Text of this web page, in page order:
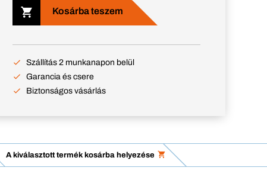
Kosárba teszem
Szállítás 2 munkanapon belül
Garancia és csere
Biztonságos vásárlás
A kiválasztott termék kosárba helyezése